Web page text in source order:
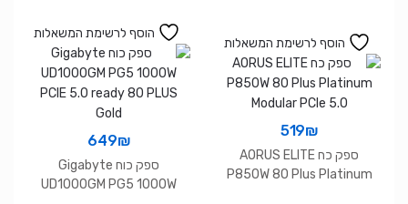
הוסף לרשימת המשאלות
519₪
ספק כח AORUS ELITE
P850W 80 Plus Platinum
הוסף לרשימת המשאלות
649₪
ספק כוח Gigabyte
UD1000GM PG5 1000W